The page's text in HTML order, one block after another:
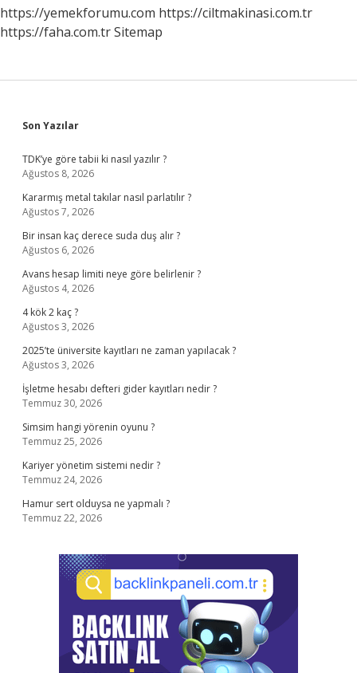
https://yemekforumu.com https://ciltmakinasi.com.tr
https://faha.com.trSitemap
Sidebar
Son Yazılar
TDK’ye göre tabii ki nasıl yazılır ?
Ağustos 8, 2026
Kararmış metal takılar nasıl parlatılır ?
Ağustos 7, 2026
Bir insan kaç derece suda duş alır ?
Ağustos 6, 2026
Avans hesap limiti neye göre belirlenir ?
Ağustos 4, 2026
4 kök 2 kaç ?
Ağustos 3, 2026
2025’te üniversite kayıtları ne zaman yapılacak ?
Ağustos 3, 2026
İşletme hesabı defteri gider kayıtları nedir ?
Temmuz 30, 2026
Simsim hangi yörenin oyunu ?
Temmuz 25, 2026
Kariyer yönetim sistemi nedir ?
Temmuz 24, 2026
Hamur sert olduysa ne yapmalı ?
Temmuz 22, 2026